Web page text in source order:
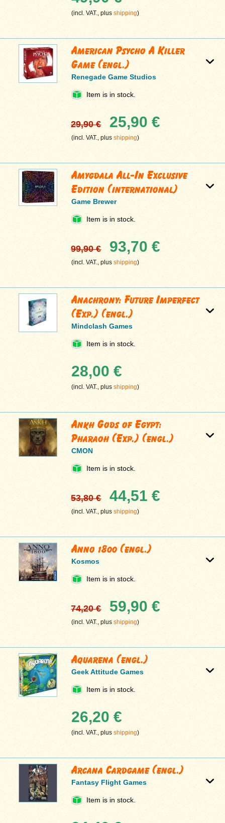
(incl. VAT., plusshipping)
American Psycho A Killer
Game (engl.)
Renegade Game Studios
Item is in stock.
29,90 € 25,90 €
(incl. VAT., plusshipping)
Amygdala All-In Exclusive
Edition (international)
Game Brewer
Item is in stock.
99,90 € 93,70 €
(incl. VAT., plusshipping)
Anachrony: Future Imperfect
(Exp.) (engl.)
Mindclash Games
Item is in stock.
28,00 €
(incl. VAT., plusshipping)
Ankh Gods of Egypt:
Pharaoh (Exp.) (engl.)
CMON
Item is in stock.
53,80 € 44,51 €
(incl. VAT., plusshipping)
Anno 1800 (engl.)
Kosmos
Item is in stock.
74,20 € 59,90 €
(incl. VAT., plusshipping)
Aquarena (engl.)
Geek Attitude Games
Item is in stock.
26,20 €
(incl. VAT., plusshipping)
Arcana Cardgame (engl.)
Fantasy Flight Games
Item is in stock.